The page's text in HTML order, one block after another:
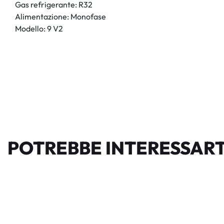
Gas refrigerante: R32
Alimentazione: Monofase
Modello: 9 V2
POTREBBE